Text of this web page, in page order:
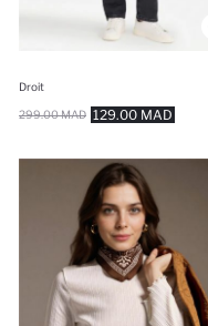
Droit
129.00 MAD
299.00 MAD